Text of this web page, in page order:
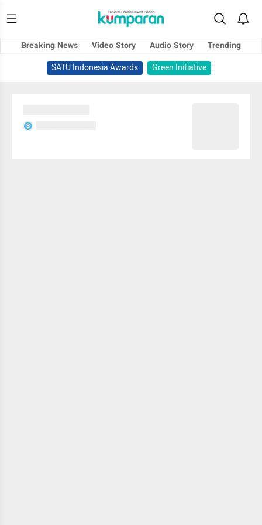
Breaking News Video Story Audio Story
Trending
SATU Indonesia Awards
Green Initiative
S